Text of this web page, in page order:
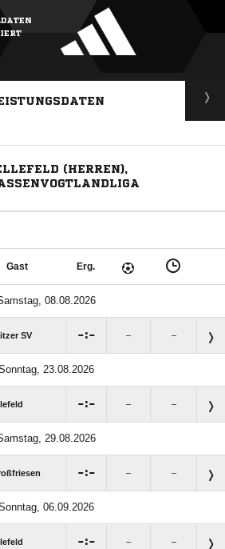
(HERREN),
Gast Erg.
08.08.2026
SV : – –
23.08.2026
: – –
29.08.2026
: – –
06.09.2026
: – –